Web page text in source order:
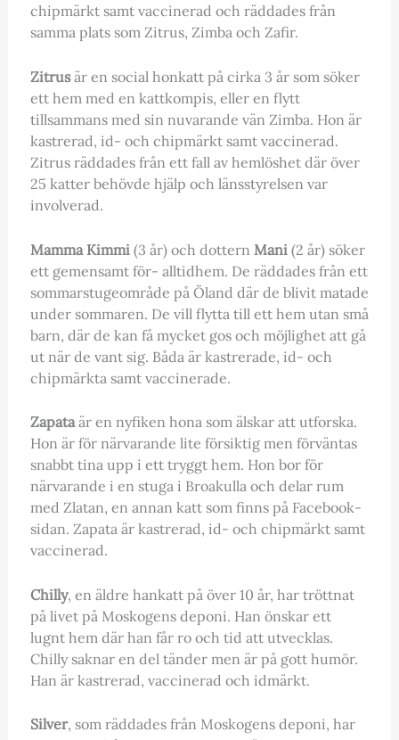
chipmärkt samt vaccinerad och räddades från
samma plats som Zitrus, Zimba och Zafir.
Zitrusär en social honkatt på cirka 3 år som söker
ett hem med en kattkompis, eller en flytt
tillsammans med sin nuvarande vän Zimba. Hon är
kastrerad, id- och chipmärkt samt vaccinerad.
Zitrus räddades från ett fall av hemlöshet där över
25 katter behövde hjälp och länsstyrelsen var
involverad.
Mamma Kimmi(3 år) och dottern Mani(2 år) söker
ett gemensamt för- alltidhem. De räddades från ett
sommarstugeområde på Öland där de blivit matade
under sommaren. De vill flytta till ett hem utan små
barn, där de kan få mycket gos och möjlighet att gå
ut när de vant sig. Båda är kastrerade, id- och
chipmärkta samt vaccinerade.
Zapataär en nyfiken hona som älskar att utforska.
Hon är för närvarande lite försiktig men förväntas
snabbt tina upp i ett tryggt hem. Hon bor för
närvarande i en stuga i Broakulla och delar rum
med Zlatan, en annan katt som finns på Facebook-
sidan. Zapata är kastrerad, id- och chipmärkt samt
vaccinerad.
Chilly, en äldre hankatt på över 10 år, har tröttnat
på livet på Moskogens deponi. Han önskar ett
lugnt hem där han får ro och tid att utvecklas.
Chilly saknar en del tänder men är på gott humör.
Han är kastrerad, vaccinerad och idmärkt.
Silver, som räddades från Moskogens deponi, har